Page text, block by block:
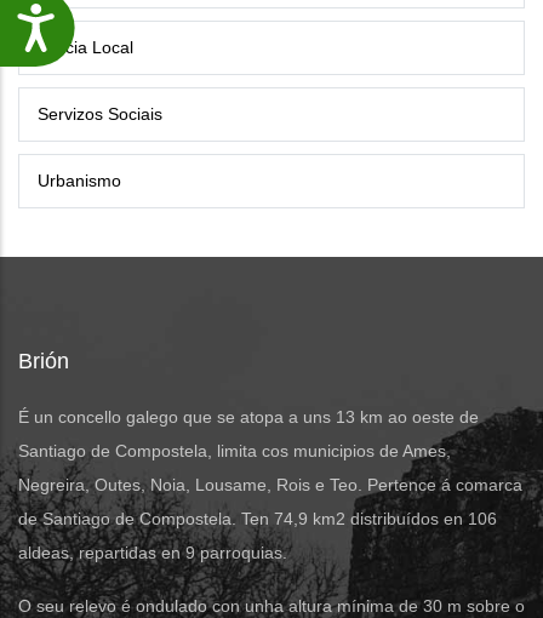
Accesibilidade
Policia Local
Servizos Sociais
Urbanismo
Brión
É un concello galego que se atopa a uns 13 km ao oeste de
Santiago de Compostela, limita cos municipios de Ames,
Negreira, Outes, Noia, Lousame, Rois e Teo. Pertence á comarca
de Santiago de Compostela. Ten 74,9 km2 distribuídos en 106
aldeas, repartidas en 9 parroquias.
O seu relevo é ondulado con unha altura mínima de 30 m sobre o